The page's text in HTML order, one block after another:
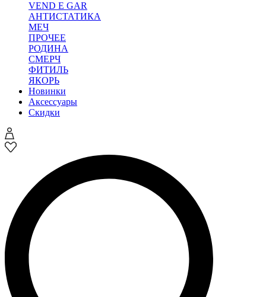
VEND E GAR
АНТИСТАТИКА
МЕЧ
ПРОЧЕЕ
РОДИНА
СМЕРЧ
ФИТИЛЬ
ЯКОРЬ
Новинки
Аксессуары
Скидки